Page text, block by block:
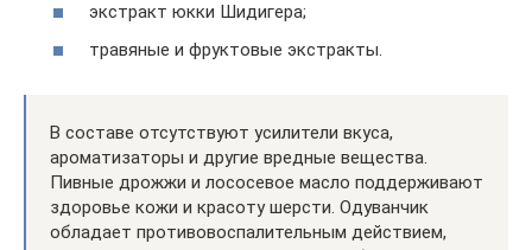
экстракт юкки Шидигера;
травяные и фруктовые экстракты.
В составе отсутствуют усилители вкуса,
ароматизаторы и другие вредные вещества.
Пивные дрожжи и лососевое масло поддерживают
здоровье кожи и красоту шерсти. Одуванчик
обладает противовоспалительным действием,